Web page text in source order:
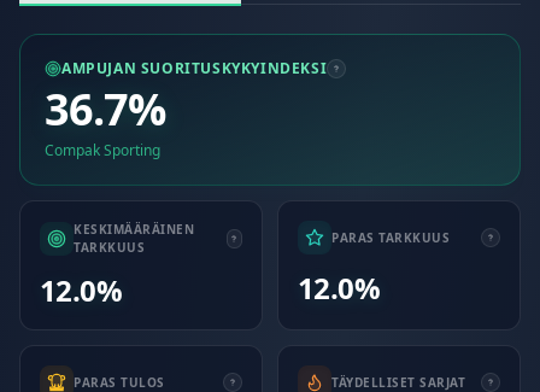
AMPUJAN SUORITUSKYKYINDEKSI
36.7%
Compak Sporting
KESKIMÄÄRÄINEN
TARKKUUS
12.0%
PARAS TARKKUUS
12.0%
PARAS TULOS TÄYDELLISET SARJAT